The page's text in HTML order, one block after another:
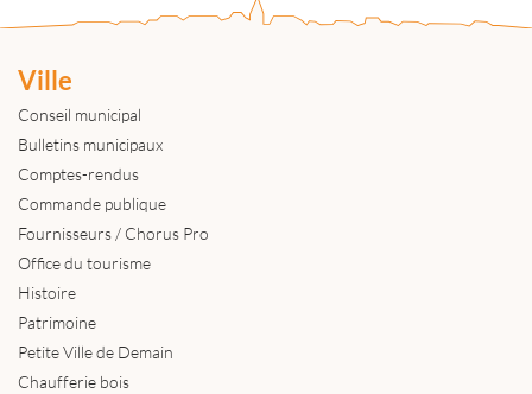
Ville
Conseil municipal
Bulletins municipaux
Comptes-rendus
Commande publique
Fournisseurs / Chorus Pro
Office du tourisme
Histoire
Patrimoine
Petite Ville de Demain
Chaufferie bois